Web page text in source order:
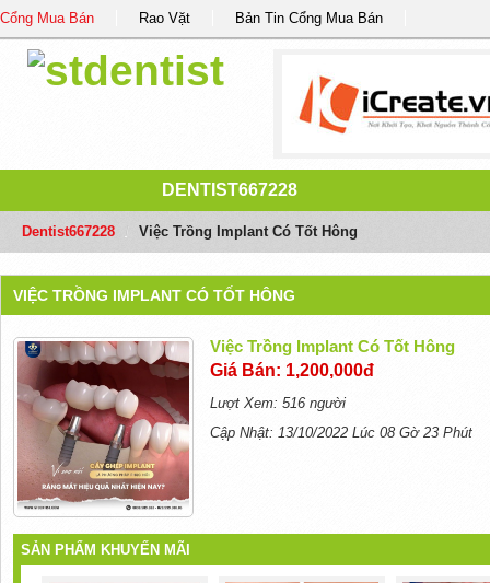
Cổng Mua Bán Rao Vặt Bản Tin Cổng Mua Bán
DENTIST667228
Dentist667228 Việc Trồng Implant Có Tốt Hông
VIỆC TRỒNG IMPLANT CÓ TỐT HÔNG
Việc Trồng Implant Có Tốt Hông
Giá Bán: 1,200,000đ
Lượt Xem: 516 người
Cập Nhật: 13/10/2022 Lúc 08 Gờ 23 Phút
SẢN PHẨM KHUYẾN MÃI